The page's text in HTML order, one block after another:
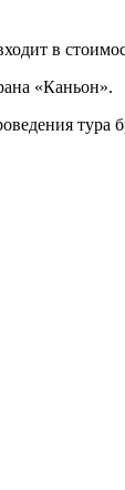
в
«Каньон».